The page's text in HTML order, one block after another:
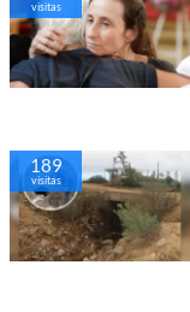
visitas
189
visitas